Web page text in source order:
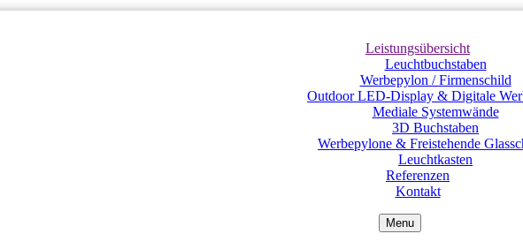
Leistungsübersicht
Leuchtbuchstaben
Werbepylon / Firmenschild
Outdoor LED-Display & Digitale
Mediale Systemwände
3D Buchstaben
Werbepylone & Freistehende
Leuchtkasten
Referenzen
Kontakt
Menu